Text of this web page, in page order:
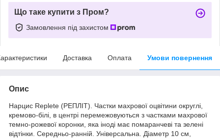
Що таке купити з Пром?
Замовлення під захистом
Доставка Оплата Умови повернення
Опис
Нарцис Replete (РЕПЛІТ). Частки махрової оцвітини округлі,
кремово-білі, в центрі перемежовуються з частками махрової
темно-рожевої коронки, яка іноді має помаранчеві та зелені
відтінки. Середньо-ранній. Універсальна. Діаметр 10 см,